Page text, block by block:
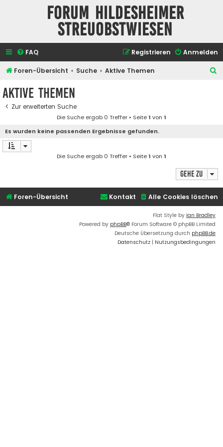
Forum Hildesheimer
Streuobstwiesen
FAQ Anmelden
Registrieren
Foren-Übersicht Suche Aktive Themen
Aktive Themen
Zur erweiterten Suche
Die Suche ergab 0 Treffer • Seite1 von 1
Es wurden keine passenden Ergebnisse gefunden.
Die Suche ergab 0 Treffer • Seite1 von 1
Gehe zu
Foren-Übersicht Alle Cookies löschen
Kontakt
Flat Style by Ian Bradley
Powered by phpBB® Forum Software © phpBB Limited
Deutsche Übersetzung durch phpBB.de
Datenschutz | Nutzungsbedingungen